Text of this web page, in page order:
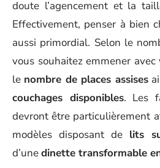
doute l’agencement et la
Effectivement, penser à bien
aussi primordial. Selon le
vous souhaitez emmener
le nombre de places assises
couchages disponibles. Les
devront être particulièrement
modèles disposant de lits
d’unedinette transformable